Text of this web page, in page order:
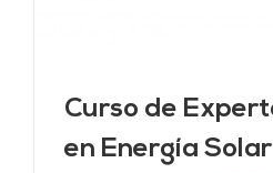
Curso de
en Energía